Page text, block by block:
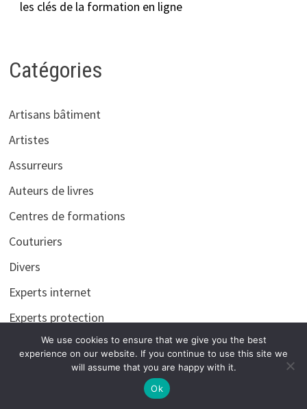
les clés de la formation en ligne
Catégories
Artisans bâtiment
Artistes
Assurreurs
Auteurs de livres
Centres de formations
Couturiers
Divers
Experts internet
Experts protection
Informaticiens
Organisateurs Evènements
We use cookies to ensure that we give you the best
experience on our website. If you continue to use this site we
will assume that you are happy with it.
Ok